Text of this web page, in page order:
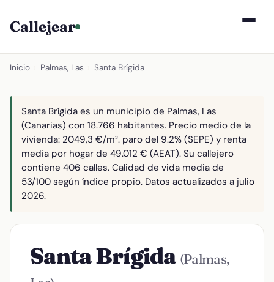
Callejear
Inicio Palmas, Las Santa Brígida
Santa Brígida es un municipio de Palmas, Las
(Canarias) con 18.766 habitantes. Precio medio de la
vivienda: 2049,3 €/m². paro del 9.2% (SEPE) y renta
media por hogar de 49.012 € (AEAT). Su callejero
contiene 406 calles. Calidad de vida media de
53/100 según índice propio. Datos actualizados a julio
2026.
Santa Brígida (Palmas,